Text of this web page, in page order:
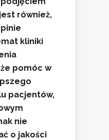
również,
kliniki
pomóc w
pacjentów,
nie
o jakości